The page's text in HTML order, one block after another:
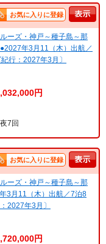
お気に入りに登録
ーズ・神戸～種子島～那
年3月11（木）出航／
行：2027年3月〕
円
7回
お気に入りに登録
ーズ・神戸～種子島～那
3月11（木）出航／7泊8
2027年3月〕
円